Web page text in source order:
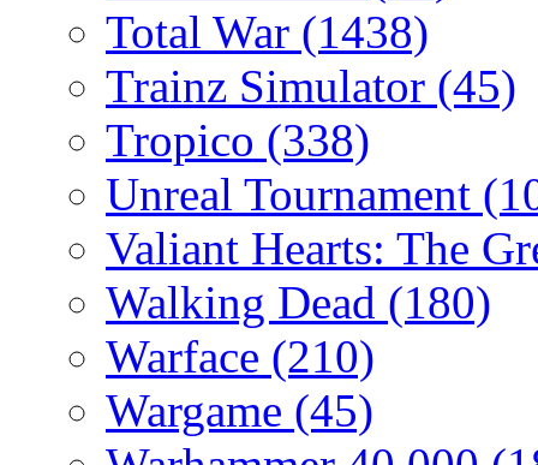
Total War (1438)
Trainz Simulator (45)
Tropico (338)
Unreal Tournament
Valiant Hearts: The
Walking Dead (180)
Warface (210)
Wargame (45)